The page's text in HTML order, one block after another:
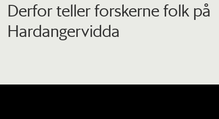
Derfor teller forskerne folk på
Hardangervidda